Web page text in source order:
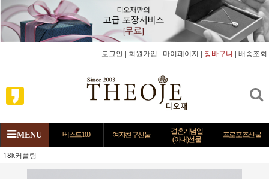
로그인 | 회원가입 | 마이페이지 | 장바구니 | 배송조회
MENU 베스트100 여자친구선물
결혼기념일
(아내)선물
프로포즈선물
18k커플링